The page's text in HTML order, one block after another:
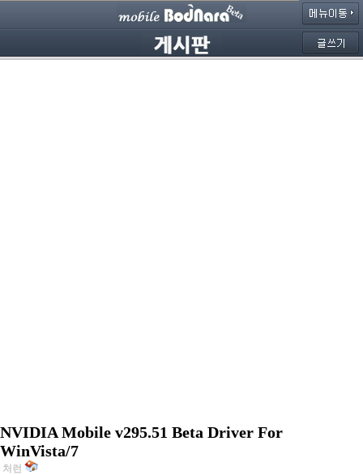
NVIDIA Mobile v295.51 Beta Driver For
WinVista/7
처런